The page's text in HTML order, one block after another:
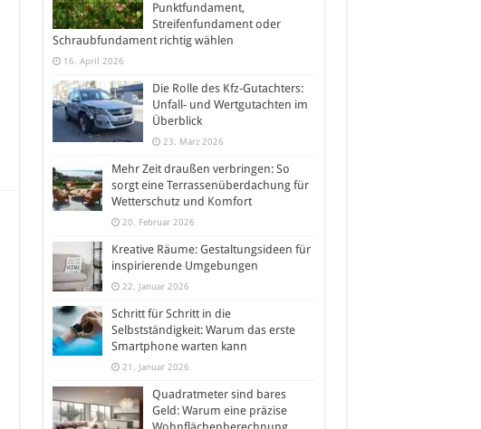
Punktfundament,
Streifenfundament oder
Schraubfundament richtig wählen
16. April 2026
Die Rolle des Kfz-Gutachters:
Unfall- und Wertgutachten im
Überblick
23. März 2026
Mehr Zeit draußen verbringen: So
sorgt eine Terrassenüberdachung für
Wetterschutz und Komfort
20. Februar 2026
Kreative Räume: Gestaltungsideen für
inspirierende Umgebungen
22. Januar 2026
Schritt für Schritt in die
Selbstständigkeit: Warum das erste
Smartphone warten kann
21. Januar 2026
Quadratmeter sind bares
Geld: Warum eine präzise